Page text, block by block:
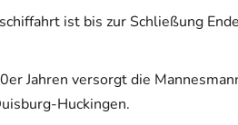
ist bis zur Schließung
Jahren versorgt die
Huckingen.